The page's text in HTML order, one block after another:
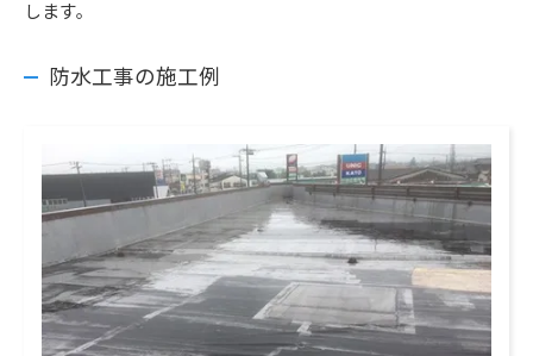
します。
防水工事の施工例